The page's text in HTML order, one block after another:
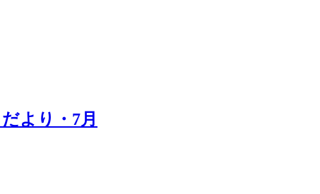
より・7月